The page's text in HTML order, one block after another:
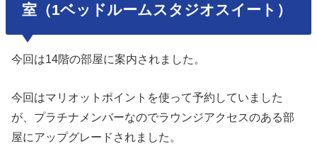
室（1ベッドルームスタジオスイート）
今回は14階の部屋に案内されました。
今回はマリオットポイントを使って予約していました
が、プラチナメンバーなのでラウンジアクセスのある部
屋にアップグレードされました。